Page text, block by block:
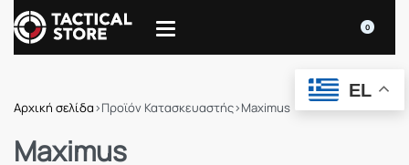
0
Αρχική σελίδα›Προϊόν Κατασκευαστής›Maximus
Maximus
EL